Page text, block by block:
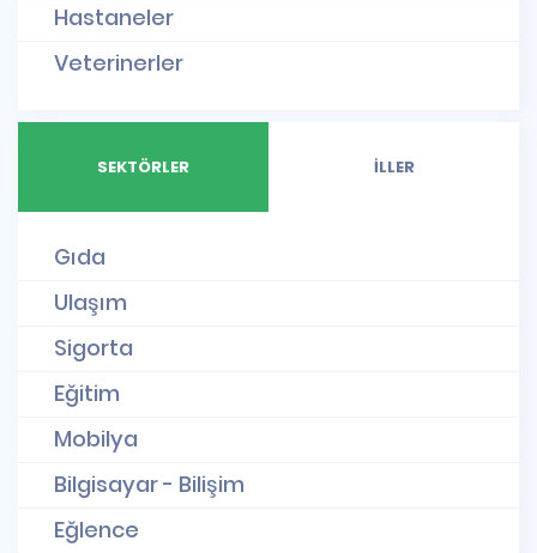
Hastaneler
Veterinerler
SEKTÖRLER İLLER
Gıda
Ulaşım
Sigorta
Eğitim
Mobilya
Bilgisayar - Bilişim
Eğlence